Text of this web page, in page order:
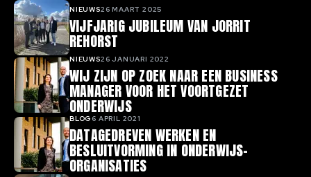
VIJFJARIG JUBILEUM VAN JORRIT
REHORST
NIEUWS26 MAART 2025
WIJ ZIJN OP ZOEK NAAR EEN BUSINESS
MANAGER VOOR HET VOORTGEZET
ONDERWIJS
NIEUWS26 JANUARI 2022
DATAGEDREVEN WERKEN EN
BESLUITVORMING IN ONDERWIJS-
ORGANISATIES
BLOG6 APRIL 2021